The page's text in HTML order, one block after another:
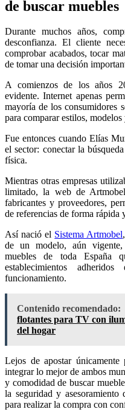
de buscar muebles
Durante muchos años,
desconfianza. El cliente
comprobar acabados, tocar
de tomar una decisión
A comienzos de los años
evidente. Internet apenas
mayoría de los consumidores
para comparar estilos, modelos
Fue entonces cuando Elías
el sector: conectar la
física.
Mientras otras empresas
limitado, la web de
fabricantes y proveedores,
de referencias de forma rápida
Así nació el Sistema Artmobel
de un modelo, aún
muebles de toda España
establecimientos
funcionamiento.
Contenido recomendado:
flotantes para TV con
del hogar
Lejos de apostar
integrar lo mejor de ambos
y comodidad de buscar
la seguridad y
para realizar la compra con